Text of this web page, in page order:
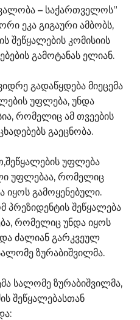
– საქართველოს”
ეკა გიგაური ამბობს,
შეწყალების კომისიის
გამოტანას ელიან.
გადაწყდება მიეცემა
უფლება, უნდა
რომელიც ამ თვეების
გაეცნობა.
უფლება
უფლებაა, რომელიც
იყოს გამოყენებული.
პრეზიდენტის შეწყალება
რომელიც უნდა იყოს
ძალიან გარკვეულ
ზურაბიშვილმა.
სალომე ზურაბიშვილმა,
შეწყალებასთან